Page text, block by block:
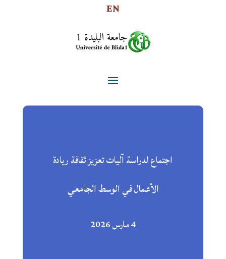
EN
اجتماع لدراسة آليات تعزيز ثقافة ريادة
الأعمال في الوسط الجامعي
4 مارس 2026